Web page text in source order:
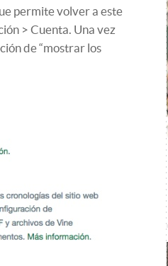
permite volver a este
> Cuenta. Una vez
de “mostrar los